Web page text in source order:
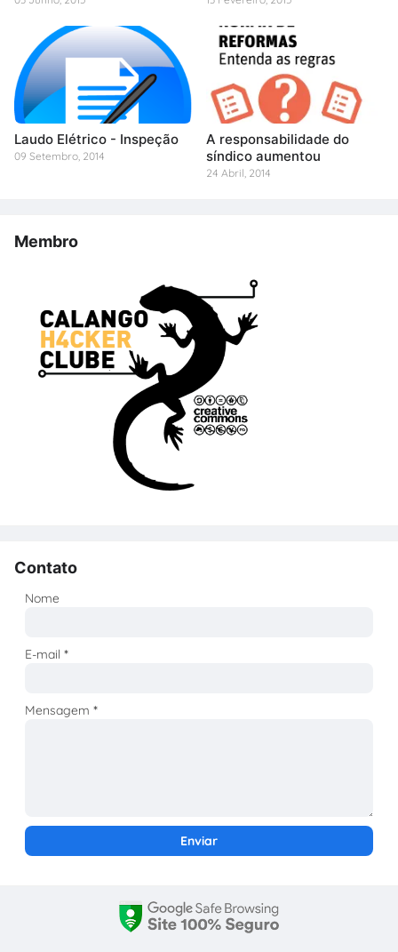
Laudo Elétrico - Inspeção
09 Setembro, 2014
A responsabilidade do
síndico aumentou
24 Abril, 2014
Membro
Contato
Nome
E-mail*
Mensagem*